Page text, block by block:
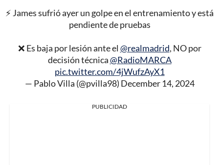
⚡ James sufrió ayer un golpe en el entrenamiento y está
pendiente de pruebas
❌ Es baja por lesión ante el @realmadrid, NO por
decisión técnica@RadioMARCA
pic.twitter.com/4jWufzAyX1
— Pablo Villa (@pvilla98) December 14, 2024
PUBLICIDAD